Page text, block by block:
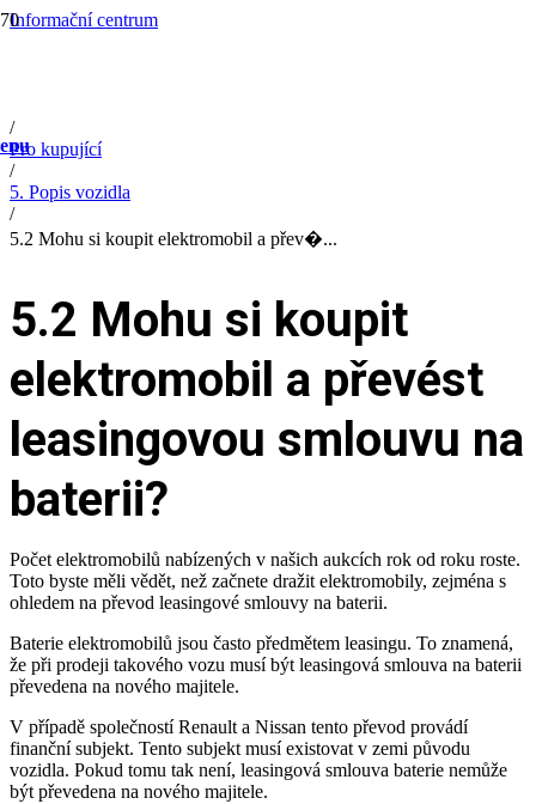
Informační centrum
/
Pro kupující
/
5. Popis vozidla
/
5.2 Mohu si koupit elektromobil a přev�...
5.2 Mohu si koupit
elektromobil a převést
leasingovou smlouvu na
baterii?
Počet elektromobilů nabízených v našich aukcích rok od roku roste.
Toto byste měli vědět, než začnete dražit elektromobily, zejména s
ohledem na převod leasingové smlouvy na baterii.
Baterie elektromobilů jsou často předmětem leasingu. To znamená,
že při prodeji takového vozu musí být leasingová smlouva na baterii
převedena na nového majitele.
V případě společností Renault a Nissan tento převod provádí
finanční subjekt. Tento subjekt musí existovat v zemi původu
vozidla. Pokud tomu tak není, leasingová smlouva baterie nemůže
být převedena na nového majitele.